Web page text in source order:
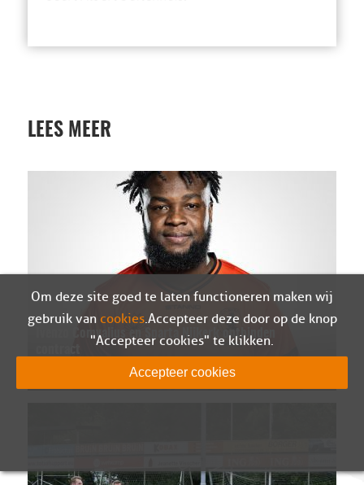
LEES MEER
Ivenzo Comvalius en Sparta Nijkerk ontbinden
Om deze site goed te laten functioneren maken wij
gebruik van cookies. Accepteer deze door op de knop
"Accepteer cookies" te klikken.
Accepteer cookies